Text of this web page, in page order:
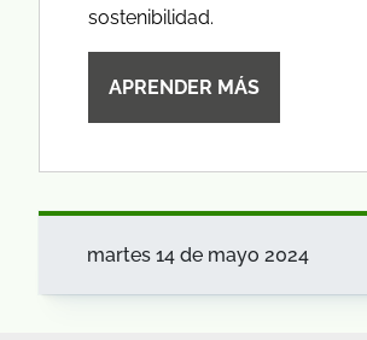
sostenibilidad.
APRENDER MÁS
martes 14 de mayo 2024